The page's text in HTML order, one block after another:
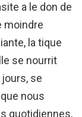
a le don de
moindre
la tique
se nourrit
se
nous
quotidiennes,